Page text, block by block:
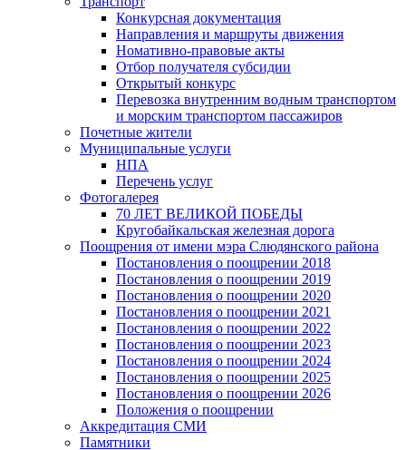
Конкурсная документация
Направления и маршруты движения
Номативно-правовые акты
Отбор получателя субсидии
Открытый конкурс
Перевозка внутренним водным транспортом
и морским транспортом пассажиров
Почетные жители
Муниципальные услуги
НПА
Перечень услуг
Фотогалерея
70 ЛЕТ ВЕЛИКОЙ ПОБЕДЫ
Кругобайкальская железная дорога
Поощрения от имени мэра Слюдянского района
Постановления о поощрении 2018
Постановления о поощрении 2019
Постановления о поощрении 2020
Постановления о поощрении 2021
Постановления о поощрении 2022
Постановления о поощрении 2023
Постановления о поощрении 2024
Постановления о поощрении 2025
Постановления о поощрении 2026
Положения о поощрении
Аккредитация СМИ
Памятники